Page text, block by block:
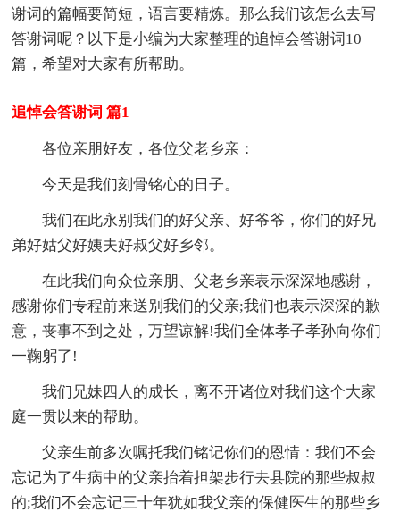
谢词的篇幅要简短，语言要精炼。那么我们该怎么去写
答谢词呢？以下是小编为大家整理的追悼会答谢词10
篇，希望对大家有所帮助。
追悼会答谢词 篇1
各位亲朋好友，各位父老乡亲：
今天是我们刻骨铭心的日子。
我们在此永别我们的好父亲、好爷爷，你们的好兄
弟好姑父好姨夫好叔父好乡邻。
在此我们向众位亲朋、父老乡亲表示深深地感谢，
感谢你们专程前来送别我们的父亲;我们也表示深深的歉
意，丧事不到之处，万望谅解!我们全体孝子孝孙向你们
一鞠躬了!
我们兄妹四人的成长，离不开诸位对我们这个大家
庭一贯以来的帮助。
父亲生前多次嘱托我们铭记你们的恩情：我们不会
忘记为了生病中的父亲抬着担架步行去县院的那些叔叔
的;我们不会忘记三十年犹如我父亲的保健医生的那些乡